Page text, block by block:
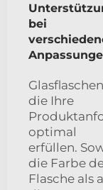
bei
die Ihre
optimal
erfüllen.
die Farbe
Flasche als